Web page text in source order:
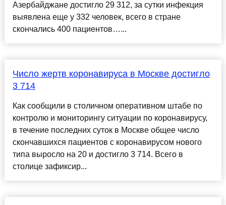
Азербайджане достигло 29 312, за сутки инфекция
выявлена еще у 332 человек, всего в стране
скончались 400 пациентов…...
Число жертв коронавируса в Москве достигло
3 714
Как сообщили в столичном оперативном штабе по
контролю и мониторингу ситуации по коронавирусу,
в течение последних суток в Москве общее число
скончавшихся пациентов с коронавирусом нового
типа выросло на 20 и достигло 3 714. Всего в
столице зафиксир...